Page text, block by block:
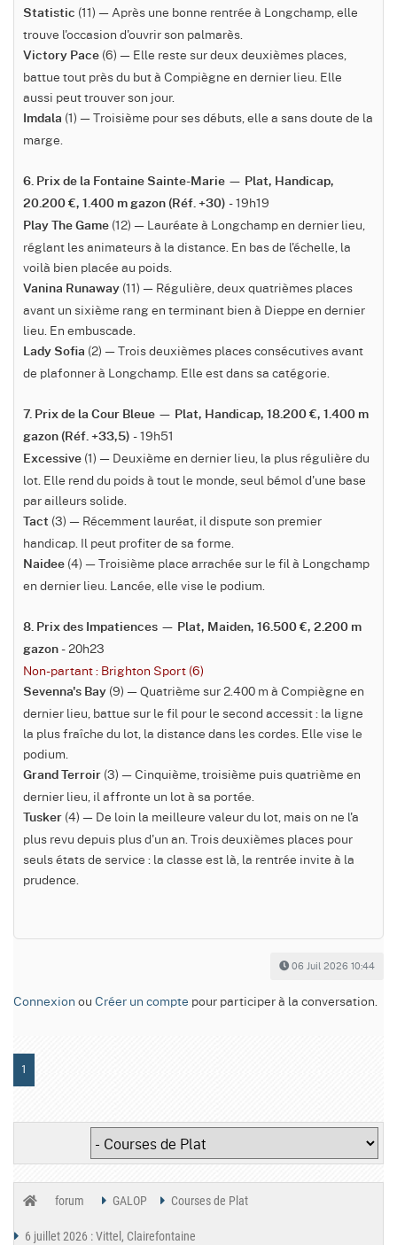
Statistic (11) — Après une bonne rentrée à Longchamp, elle
trouve l'occasion d'ouvrir son palmarès.
Victory Pace (6) — Elle reste sur deux deuxièmes places,
battue tout près du but à Compiègne en dernier lieu. Elle
aussi peut trouver son jour.
Imdala (1) — Troisième pour ses débuts, elle a sans doute de la
marge.
6. Prix de la Fontaine Sainte-Marie — Plat, Handicap,
20.200 €, 1.400 m gazon (Réf. +30) - 19h19
Play The Game (12) — Lauréate à Longchamp en dernier lieu,
réglant les animateurs à la distance. En bas de l'échelle, la
voilà bien placée au poids.
Vanina Runaway (11) — Régulière, deux quatrièmes places
avant un sixième rang en terminant bien à Dieppe en dernier
lieu. En embuscade.
Lady Sofia (2) — Trois deuxièmes places consécutives avant
de plafonner à Longchamp. Elle est dans sa catégorie.
7. Prix de la Cour Bleue — Plat, Handicap, 18.200 €, 1.400 m
gazon (Réf. +33,5) - 19h51
Excessive (1) — Deuxième en dernier lieu, la plus régulière du
lot. Elle rend du poids à tout le monde, seul bémol d'une base
par ailleurs solide.
Tact (3) — Récemment lauréat, il dispute son premier
handicap. Il peut profiter de sa forme.
Naidee (4) — Troisième place arrachée sur le fil à Longchamp
en dernier lieu. Lancée, elle vise le podium.
8. Prix des Impatiences — Plat, Maiden, 16.500 €, 2.200 m
gazon - 20h23
Non-partant : Brighton Sport (6)
Sevenna's Bay (9) — Quatrième sur 2.400 m à Compiègne en
dernier lieu, battue sur le fil pour le second accessit : la ligne
la plus fraîche du lot, la distance dans les cordes. Elle vise le
podium.
Grand Terroir (3) — Cinquième, troisième puis quatrième en
dernier lieu, il affronte un lot à sa portée.
Tusker (4) — De loin la meilleure valeur du lot, mais on ne l'a
plus revu depuis plus d'un an. Trois deuxièmes places pour
seuls états de service : la classe est là, la rentrée invite à la
prudence.
06 Juil 2026 10:44
Connexion ou Créer un compte pour participer à la conversation.
1
forum GALOP Courses de Plat
6 juillet 2026 : Vittel, Clairefontaine